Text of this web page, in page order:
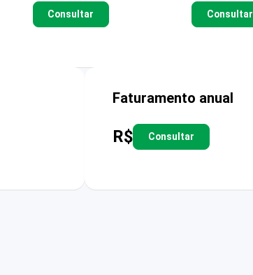
Consultar Consultar
Faturamento anual
R$ Consultar